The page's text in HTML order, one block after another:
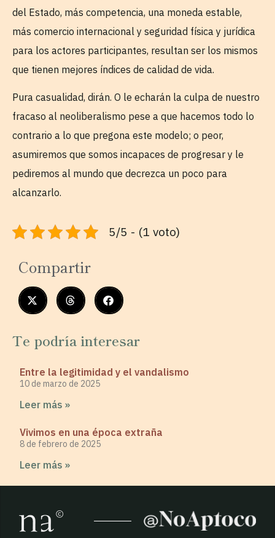
del Estado, más competencia, una moneda estable,
más comercio internacional y seguridad física y jurídica
para los actores participantes, resultan ser los mismos
que tienen mejores índices de calidad de vida.
Pura casualidad, dirán. O le echarán la culpa de nuestro
fracaso al neoliberalismo pese a que hacemos todo lo
contrario a lo que pregona este modelo; o peor,
asumiremos que somos incapaces de progresar y le
pediremos al mundo que decrezca un poco para
alcanzarlo.
5/5 - (1 voto)
Compartir
Te podría interesar
Entre la legitimidad y el vandalismo
10 de marzo de 2025
Leer más »
Vivimos en una época extraña
8 de febrero de 2025
Leer más »